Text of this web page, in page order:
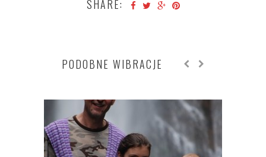
SHARE:
PODOBNE WIBRACJE